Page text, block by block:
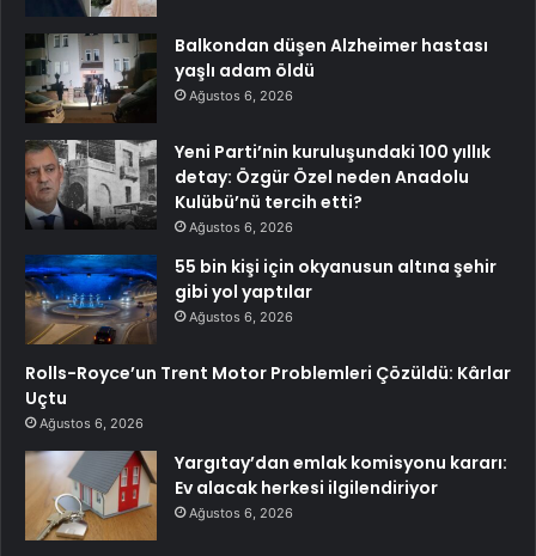
Balkondan düşen Alzheimer hastası
yaşlı adam öldü
Ağustos 6, 2026
Yeni Parti’nin kuruluşundaki 100 yıllık
detay: Özgür Özel neden Anadolu
Kulübü’nü tercih etti?
Ağustos 6, 2026
55 bin kişi için okyanusun altına şehir
gibi yol yaptılar
Ağustos 6, 2026
Rolls-Royce’un Trent Motor Problemleri Çözüldü: Kârlar
Uçtu
Ağustos 6, 2026
Yargıtay’dan emlak komisyonu kararı:
Ev alacak herkesi ilgilendiriyor
Ağustos 6, 2026